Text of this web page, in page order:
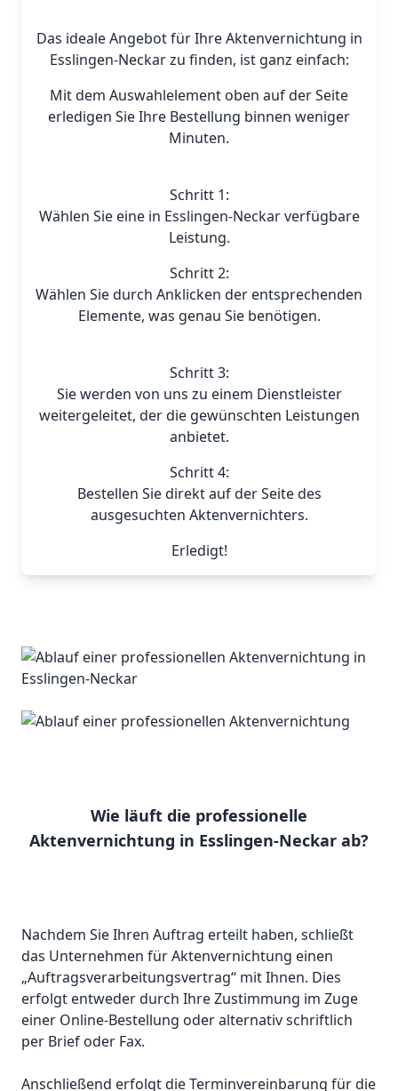
Das ideale Angebot für Ihre Aktenvernichtung in
Esslingen-Neckar zu finden, ist ganz einfach:
Mit dem Auswahlelement oben auf der Seite
erledigen Sie Ihre Bestellung binnen weniger
Minuten.
Schritt 1:
Wählen Sie eine in Esslingen-Neckar verfügbare
Leistung.
Schritt 2:
Wählen Sie durch Anklicken der entsprechenden
Elemente, was genau Sie benötigen.
Schritt 3:
Sie werden von uns zu einem Dienstleister
weitergeleitet, der die gewünschten Leistungen
anbietet.
Schritt 4:
Bestellen Sie direkt auf der Seite des
ausgesuchten Aktenvernichters.
Erledigt!
Wie läuft die professionelle
Aktenvernichtung in Esslingen-Neckar ab?
Nachdem Sie Ihren Auftrag erteilt haben, schließt
das Unternehmen für Aktenvernichtung einen
„Auftragsverarbeitungsvertrag“ mit Ihnen. Dies
erfolgt entweder durch Ihre Zustimmung im Zuge
einer Online-Bestellung oder alternativ schriftlich
per Brief oder Fax.
Anschließend erfolgt die Terminvereinbarung für die